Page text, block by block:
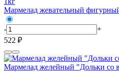
Мармелад жевательный
-
+
522 ₽
Мармелад желейный "Дольки со